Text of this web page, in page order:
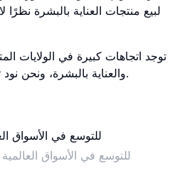
لبيع منتجات العناية بالبشرة نظرًا
توجد اتجاهات كبيرة في الولايات
والعناية بالبشرة، ونحن نود تصدير منتجاتنا إلى كوريا.
استخدام Shopify للتوسع في الأسواق العالمية